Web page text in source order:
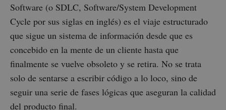
Software (o SDLC, Software/System Development
Cycle por sus siglas en inglés) es el viaje estructurado
que sigue un sistema de información desde que es
concebido en la mente de un cliente hasta que
finalmente se vuelve obsoleto y se retira. No se trata
solo de sentarse a escribir código a lo loco, sino de
seguir una serie de fases lógicas que aseguran la calidad
del producto final.